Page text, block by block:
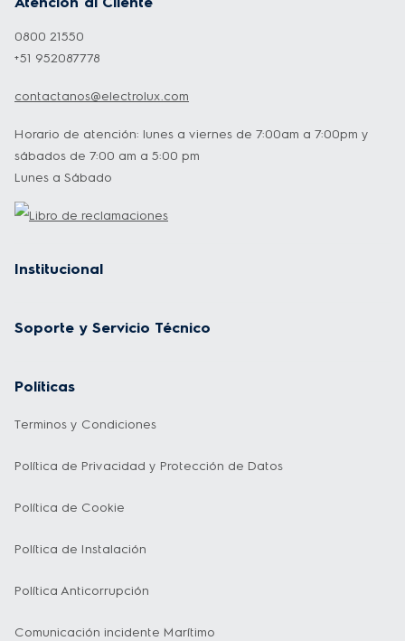
0800 21550
+51 952087778
contactanos@electrolux.com
Horario de atención: lunes a viernes de 7:00am a 7:00pm y
sábados de 7:00 am a 5:00 pm
Lunes a Sábado
Institucional
Soporte y Servicio Técnico
Políticas
Terminos y Condiciones
Política de Privacidad y Protección de Datos
Política de Cookie
Política de Instalación
Política Anticorrupción
Comunicación incidente Marítimo